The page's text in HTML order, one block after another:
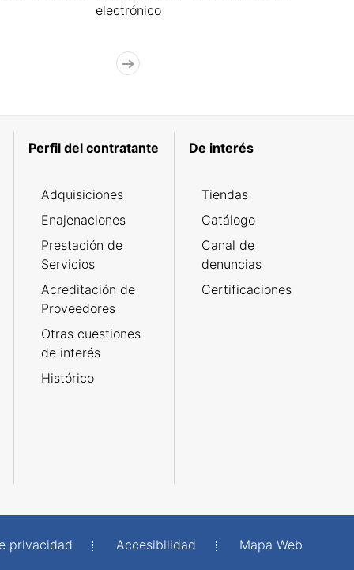
electrónico
Perfil del contratante
Adquisiciones
Enajenaciones
Prestación de
Servicios
Acreditación de
Proveedores
Otras cuestiones
de interés
Histórico
De interés
Tiendas
Catálogo
Canal de
denuncias
Certificaciones
privacidad Accesibilidad
Mapa Web